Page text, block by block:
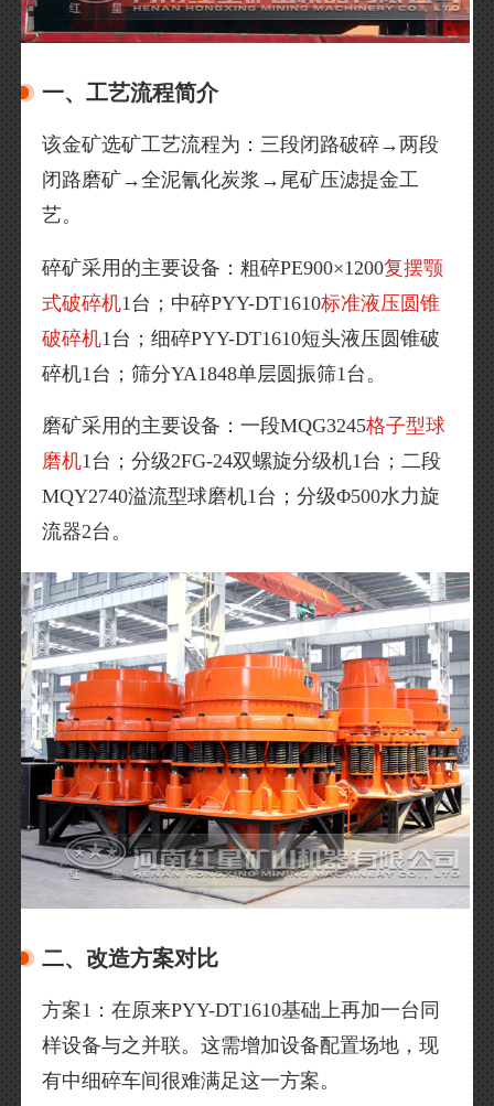
一、工艺流程简介
该金矿选矿工艺流程为：三段闭路破碎→两段
闭路磨矿→全泥氰化炭浆→尾矿压滤提金工
艺。
碎矿采用的主要设备：粗碎PE900×1200复摆颚
式破碎机1台；中碎PYY-DT1610标准液压圆锥
破碎机1台；细碎PYY-DT1610短头液压圆锥破
碎机1台；筛分YA1848单层圆振筛1台。
磨矿采用的主要设备：一段MQG3245格子型球
磨机1台；分级2FG-24双螺旋分级机1台；二段
MQY2740溢流型球磨机1台；分级Φ500水力旋
流器2台。
二、改造方案对比
方案1：在原来PYY-DT1610基础上再加一台同
样设备与之并联。这需增加设备配置场地，现
有中细碎车间很难满足这一方案。